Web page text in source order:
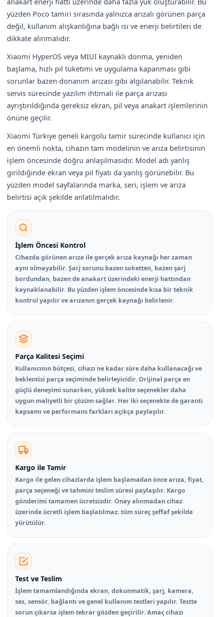
yüzden Poco tamiri sırasında yalnızca arızalı görünen parça
değil, kullanım alışkanlığına bağlı ısı ve enerji belirtileri de
dikkate alınmalıdır.
Xiaomi HyperOS veya MIUI kaynaklı donma, yeniden
başlama, hızlı pil tüketimi ve uygulama kapanması gibi
sorunlar bazen donanım arızası gibi algılanabilir. Teknik
servis sürecinde yazılım ihtimali ile parça arızası
ayrıştırıldığında gereksiz ekran, pil veya anakart işlemlerinin
önüne geçilir.
Xiaomi Türkiye geneli kargolu tamir sürecinde kullanıcı için
en önemli nokta, cihazın tam modelinin ve arıza belirtisinin
işlem öncesinde doğru anlaşılmasıdır. Model adı yanlış
girildiğinde ekran veya pil fiyatı da yanlış görünebilir. Bu
yüzden model sayfalarında marka, seri, işlem ve arıza
belirtisi açık şekilde anlatılmalıdır.
İşlem Öncesi Kontrol
Cihazda görünen arıza ile gerçek arıza kaynağı her zaman
aynı olmayabilir. Şarj sorunu bazen soketten, bazen şarj
bordundan, bazen de anakart üzerindeki enerji hattından
kaynaklanabilir. Bu yüzden işlem öncesinde kısa bir teknik
kontrol yapılır ve arızanın gerçek kaynağı belirlenir.
Parça Kalitesi Seçimi
Kullanıcının bütçesi, cihazı ne kadar süre daha kullanacağı ve
beklentisi parça seçiminde belirleyicidir. Orijinal parça en
güçlü deneyimi sunarken, yüksek kalite seçenekler daha
uygun maliyetli bir çözüm sağlar. Her iki seçenekte de garanti
kapsamı ve performans farkları açıkça paylaşılır.
Kargo ile Tamir
Kargo ile gelen cihazlarda işlem başlamadan önce arıza, fiyat,
parça seçeneği ve tahmini teslim süresi paylaşılır. Kargo
gönderimi tamamen ücretsizdir. Onay alınmadan cihaz
üzerinde ücretli işlem başlatılmaz; tüm süreç şeffaf şekilde
yürütülür.
Test ve Teslim
İşlem tamamlandığında ekran, dokunmatik, şarj, kamera,
ses, sensör, bağlantı ve genel kullanım testleri yapılır. Testte
sorun çıkarsa işlem tekrar gözden geçirilir. Amaç cihazı